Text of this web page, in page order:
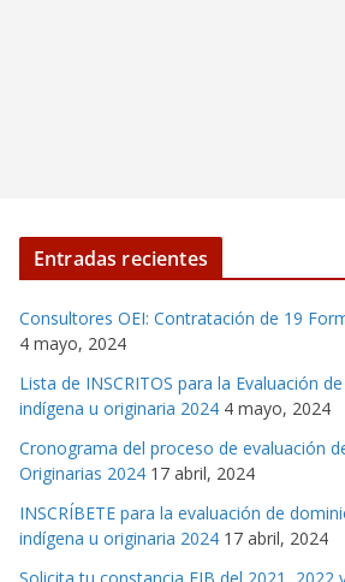
Entradas recientes
Consultores OEI: Contratación de 19
4 mayo, 2024
Lista de INSCRITOS para la Evaluación
indígena u originaria 2024 4 mayo, 2024
Cronograma del proceso de evaluación
Originarias 2024 17 abril, 2024
INSCRÍBETE para la evaluación de
indígena u originaria 2024 17 abril, 2024